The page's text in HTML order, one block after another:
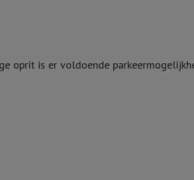
oprit is er voldoende